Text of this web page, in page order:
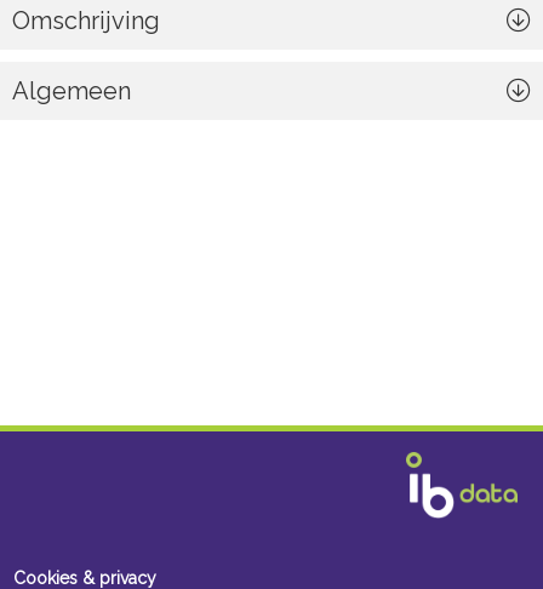
Omschrijving
Algemeen
Cookies & privacy